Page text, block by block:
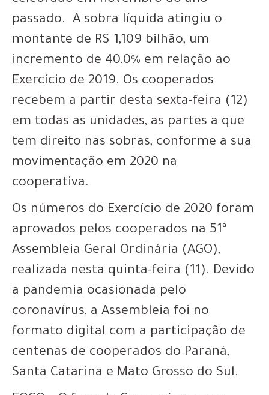
passado. A sobra líquida atingiu o
montante de R$ 1,109 bilhão, um
incremento de 40,0% em relação ao
Exercício de 2019. Os cooperados
recebem a partir desta sexta-feira (12)
em todas as unidades, as partes a que
tem direito nas sobras, conforme a sua
movimentação em 2020 na
cooperativa.
Os números do Exercício de 2020 foram
aprovados pelos cooperados na 51ª
Assembleia Geral Ordinária (AGO),
realizada nesta quinta-feira (11). Devido
a pandemia ocasionada pelo
coronavírus, a Assembleia foi no
formato digital com a participação de
centenas de cooperados do Paraná,
Santa Catarina e Mato Grosso do Sul.